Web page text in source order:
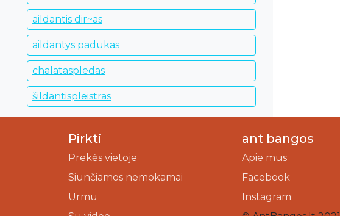
aildantis dir~as
aildantys padukas
chalataspledas
šildantispleistras
Pirkti
Prekės vietoje
Siunčiamos nemokamai
Urmu
ant bangos
Apie mus
Facebook
Instagram